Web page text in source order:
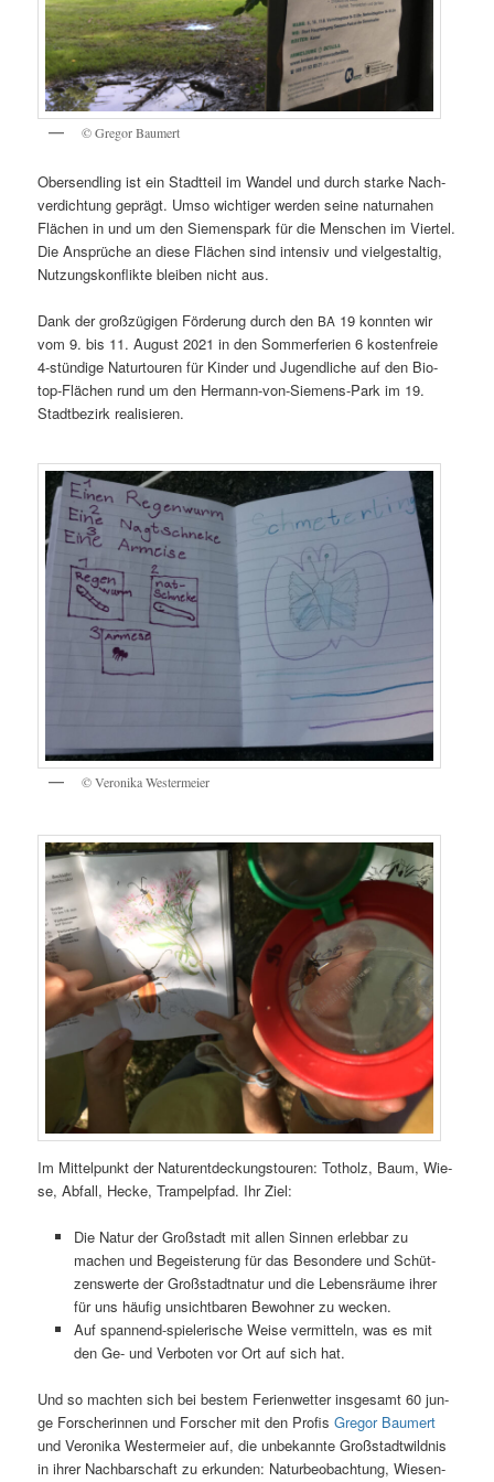
© Gre­gor Baumert
Ober­send­ling ist ein Stadt­teil im Wan­del und durch star­ke Nach­
ver­dich­tung geprägt. Umso wich­ti­ger wer­den sei­ne natur­na­hen
Flä­chen in und um den Sie­mens­park für die Men­schen im Vier­tel.
Die Ansprü­che an die­se Flä­chen sind inten­siv und viel­ge­stal­tig,
Nutzungs­konflikte blei­ben nicht aus.
Dank der groß­zü­gi­gen För­de­rung durch den BA 19 konn­ten wir
vom 9. bis 11. August 2021 in den Som­mer­fe­ri­en 6 kos­ten­freie
4‑stündige Natur­tou­ren für Kin­der und Jugend­li­che auf den Bio­
top-Flä­chen rund um den Her­mann-von-Sie­mens-Park im 19.
Stadt­be­zirk realisieren.
© Vero­ni­ka Westermeier
Im Mit­tel­punkt der Natur­ent­de­ckungs­tou­ren: Tot­holz, Baum, Wie­
se, Abfall, Hecke, Tram­pel­pfad. Ihr Ziel:
Die Natur der Groß­stadt mit allen Sin­nen erleb­bar zu
machen und Begeis­te­rung für das Beson­de­re und Schüt­
zens­werte der Groß­stadt­na­tur und die Lebens­räu­me ihrer
für uns häu­fig unsicht­ba­ren Bewoh­ner zu wecken.
Auf span­­nend-spie­le­ri­sche Wei­se ver­mit­teln, was es mit
den Ge- und Ver­bo­ten vor Ort auf sich hat.
Und so mach­ten sich bei bes­tem Feri­en­wet­ter ins­ge­samt 60 jun­
ge For­sche­rin­nen und For­scher mit den Pro­fisGre­gor Bau­mert
und Vero­ni­ka Wes­ter­mei­er auf, die unbe­kann­te Groß­stadt­wild­nis
in ihrer Nach­bar­schaft zu erkun­den: Natur­be­ob­ach­tung, Wie­sen­